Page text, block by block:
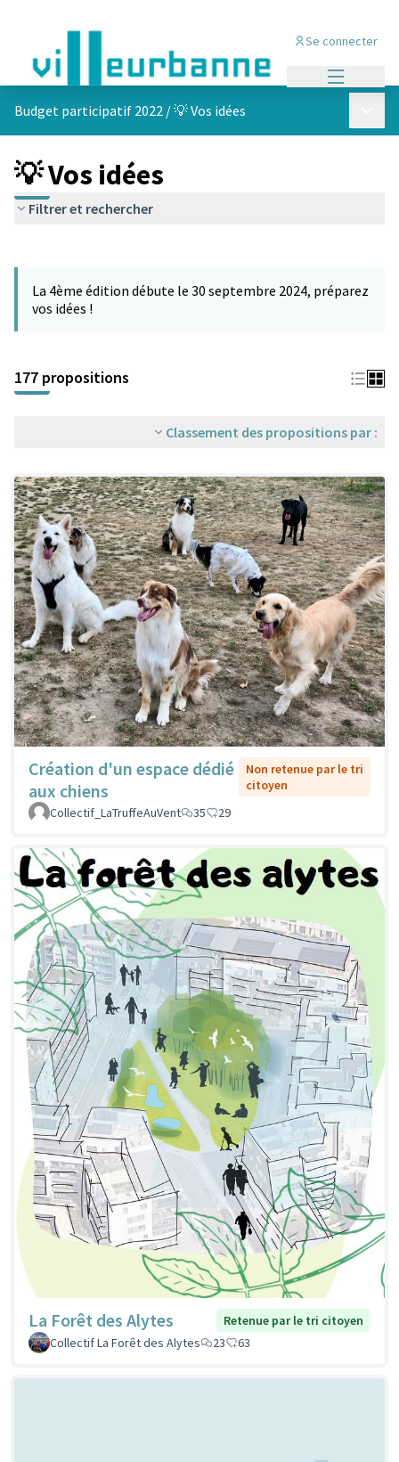
Se connecter
Budget participatif 2022 /💡 Vos idées
💡 Vos idées
Filtrer et rechercher
−
La 4ème édition débute le 30 septembre 2024, préparez
vos idées !
177 propositions
Classement des propositions par :
Création d'un espace dédié
aux chiens
Non retenue par le tri
citoyen
Collectif_LaTruffeAuVent
35 29
La Forêt des Alytes
Retenue par le tri citoyen
Collectif La Forêt des Alytes
23 63